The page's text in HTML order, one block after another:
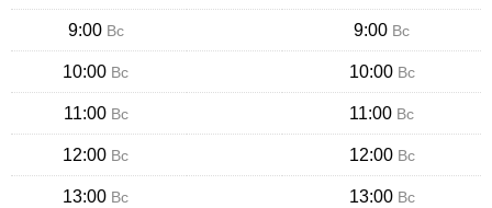
9:00 Вс 9:00 Вс
10:00 Вс 10:00 Вс
11:00 Вс 11:00 Вс
12:00 Вс 12:00 Вс
13:00 Вс 13:00 Вс